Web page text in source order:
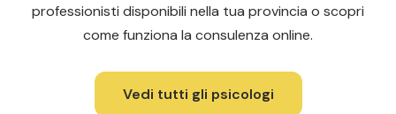
professionisti disponibili nella tua provincia o scopri
come funziona la consulenza online.
Vedi tutti gli psicologi